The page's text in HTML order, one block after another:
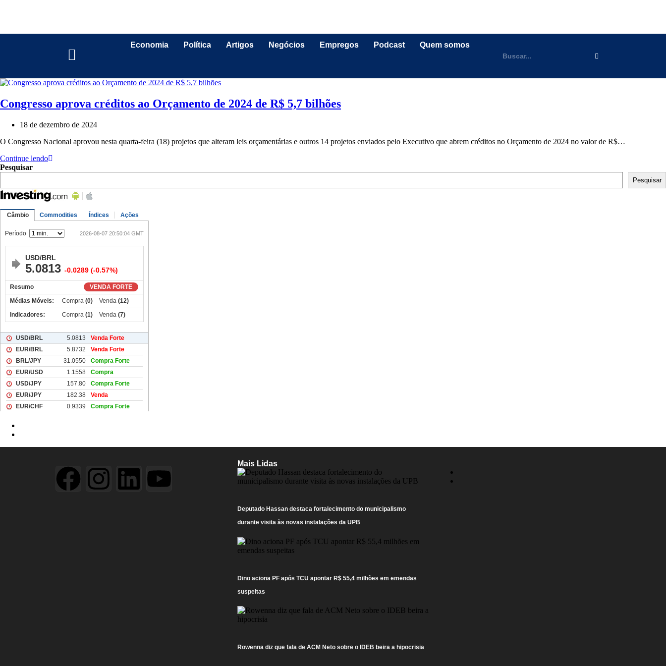
Economia Política Artigos Negócios Empregos Podcast Quem somos
Congresso aprova créditos ao Orçamento de 2024 de R$ 5,7 bilhões
18 de dezembro de 2024
O Congresso Nacional aprovou nesta quarta-feira (18) projetos que alteram leis orçamentárias e outros 14 projetos enviados pelo Executivo que abrem créditos no Orçamento de 2024 no valor de R$…
Continue lendo
Pesquisar
Pesquisar
Mais Lidas
Deputado Hassan destaca fortalecimento do municipalismo
durante visita às novas instalações da UPB
Dino aciona PF após TCU apontar R$ 55,4 milhões em emendas
suspeitas
Rowenna diz que fala de ACM Neto sobre o IDEB beira a hipocrisia